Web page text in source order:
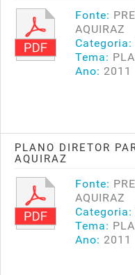
Fonte:
AQUIRAZ
Categoria:
Tema:
Ano: 2011
PLANO DIRETOR
AQUIRAZ
Fonte:
AQUIRAZ
Categoria:
Tema:
Ano: 2011